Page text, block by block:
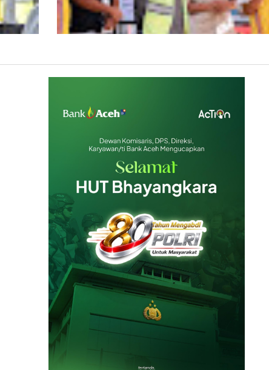
Kunjungi Aceh, Pastikan Pemulihan
Pascabencana Hidrometeorologi